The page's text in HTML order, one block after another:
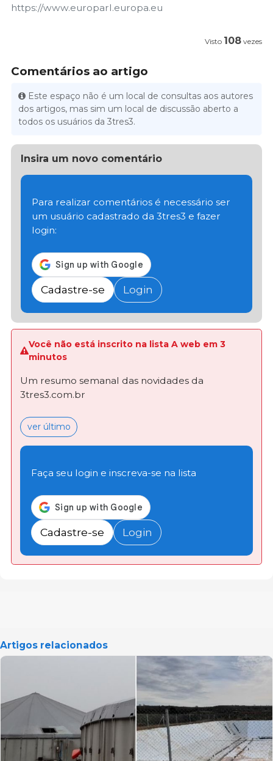
https://www.europarl.europa.eu
Visto 108 vezes
Comentários ao artigo
Este espaço não é um local de consultas aos autores
dos artigos, mas sim um local de discussão aberto a
todos os usuários da 3tres3.
Insira um novo comentário
Para realizar comentários é necessário ser
um usuário cadastrado da 3tres3 e fazer
login:
Cadastre-se Login
Você não está inscrito na lista A web em 3
minutos
Um resumo semanal das novidades da
3tres3.com.br
ver último
Faça seu login e inscreva-se na lista
Cadastre-se Login
Artigos relacionados